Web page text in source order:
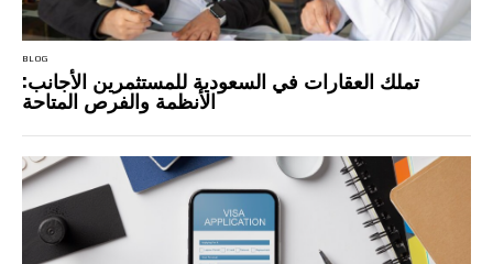
BLOG
تملك العقارات في السعودية للمستثمرين الأجانب:
الأنظمة والفرص المتاحة